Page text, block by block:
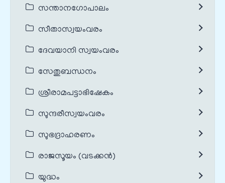
സന്താനഗോപാലം
സീതാസ്വയംവരം
ദേവയാനി സ്വയംവരം
സേതുബന്ധനം
ശ്രീരാമപട്ടാഭിഷേകം
സുന്ദരീസ്വയംവരം
സുഭദ്രാഹരണം
രാജസൂയം (വടക്കൻ)
യുദ്ധം